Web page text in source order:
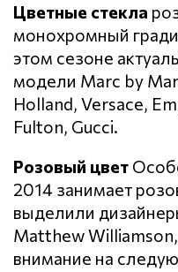
Цветные стекла
монохромный
этом сезоне
модели Marc by
Holland, Versace,
Fulton, Gucci.
Розовый цвет
2014 занимает
выделили
Matthew
внимание на